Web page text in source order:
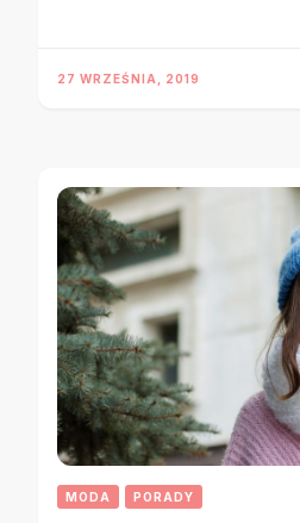
27 WRZEŚNIA, 2019
MODA PORADY